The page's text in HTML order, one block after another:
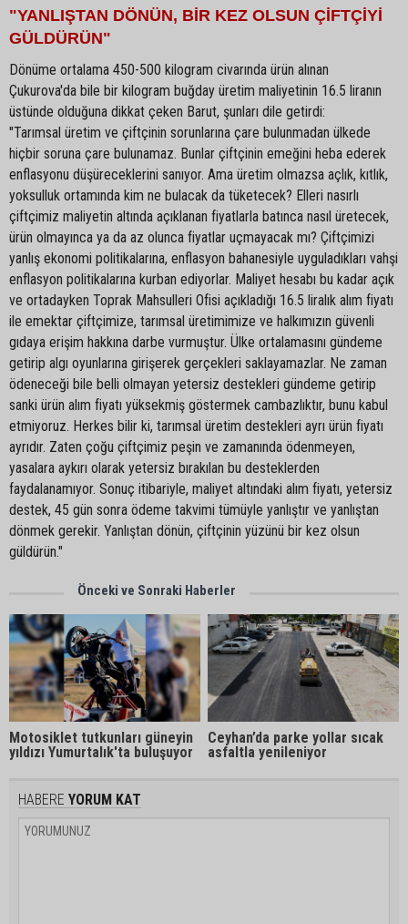
"YANLIŞTAN DÖNÜN, BİR KEZ OLSUN ÇİFTÇİYİ
GÜLDÜRÜN"
Dönüme ortalama 450-500 kilogram civarında ürün alınan
Çukurova'da bile bir kilogram buğday üretim maliyetinin 16.5 liranın
üstünde olduğuna dikkat çeken Barut, şunları dile getirdi:
"Tarımsal üretim ve çiftçinin sorunlarına çare bulunmadan ülkede
hiçbir soruna çare bulunamaz. Bunlar çiftçinin emeğini heba ederek
enflasyonu düşüreceklerini sanıyor. Ama üretim olmazsa açlık, kıtlık,
yoksulluk ortamında kim ne bulacak da tüketecek? Elleri nasırlı
çiftçimiz maliyetin altında açıklanan fiyatlarla batınca nasıl üretecek,
ürün olmayınca ya da az olunca fiyatlar uçmayacak mı? Çiftçimizi
yanlış ekonomi politikalarına, enflasyon bahanesiyle uyguladıkları vahşi
enflasyon politikalarına kurban ediyorlar. Maliyet hesabı bu kadar açık
ve ortadayken Toprak Mahsulleri Ofisi açıkladığı 16.5 liralık alım fiyatı
ile emektar çiftçimize, tarımsal üretimimize ve halkımızın güvenli
gıdaya erişim hakkına darbe vurmuştur. Ülke ortalamasını gündeme
getirip algı oyunlarına girişerek gerçekleri saklayamazlar. Ne zaman
ödeneceği bile belli olmayan yetersiz destekleri gündeme getirip
sanki ürün alım fiyatı yüksekmiş göstermek cambazlıktır, bunu kabul
etmiyoruz. Herkes bilir ki, tarımsal üretim destekleri ayrı ürün fiyatı
ayrıdır. Zaten çoğu çiftçimiz peşin ve zamanında ödenmeyen,
yasalara aykırı olarak yetersiz bırakılan bu desteklerden
faydalanamıyor. Sonuç itibariyle, maliyet altındaki alım fiyatı, yetersiz
destek, 45 gün sonra ödeme takvimi tümüyle yanlıştır ve yanlıştan
dönmek gerekir. Yanlıştan dönün, çiftçinin yüzünü bir kez olsun
güldürün."
Önceki ve Sonraki Haberler
Motosiklet tutkunları güneyin
yıldızı Yumurtalık'ta buluşuyor
Ceyhan’da parke yollar sıcak
asfaltla yenileniyor
HABERE YORUM KAT